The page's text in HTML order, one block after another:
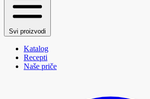
Svi proizvodi
Katalog
Recepti
Naše priče